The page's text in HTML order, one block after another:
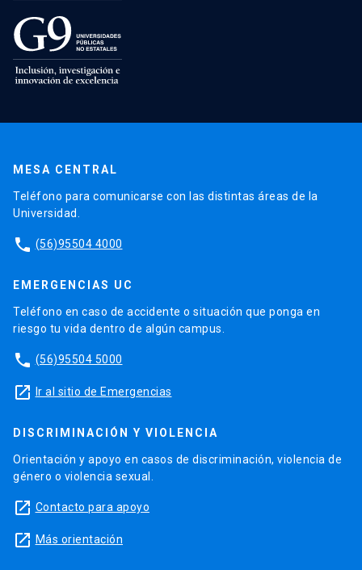
MESA CENTRAL
Teléfono para comunicarse con las distintas áreas de la
Universidad.
phone (56)95504 4000
EMERGENCIAS UC
Teléfono en caso de accidente o situación que ponga en
riesgo tu vida dentro de algún campus.
phone (56)95504 5000
launch Ir al sitio de Emergencias
DISCRIMINACIÓN Y VIOLENCIA
Orientación y apoyo en casos de discriminación, violencia de
género o violencia sexual.
launch Contacto para apoyo
launch Más orientación